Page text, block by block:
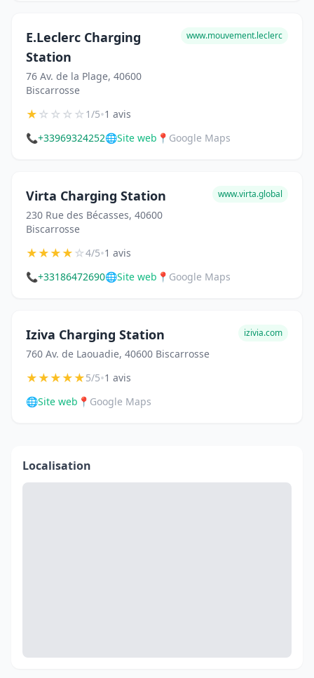
E.Leclerc Charging
Station
76 Av. de la Plage, 40600
Biscarrosse
www.mouvement.leclerc
★☆☆☆☆1/5•1 avis
📞+33969324252🌐Site web 📍 Google Maps
Virta Charging Station
230 Rue des Bécasses, 40600
Biscarrosse
www.virta.global
★★★★☆4/5•1 avis
📞+33186472690🌐Site web 📍 Google Maps
Iziva Charging Station
760 Av. de Laouadie, 40600 Biscarrosse
izivia.com
★★★★★5/5•1 avis
🌐Site web 📍 Google Maps
Localisation